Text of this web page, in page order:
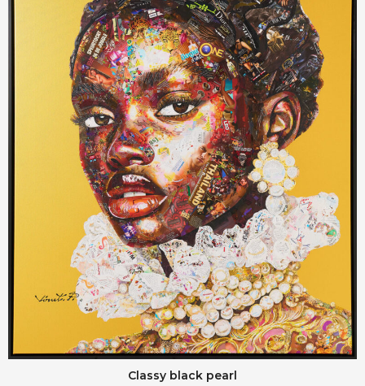
Classy black pearl